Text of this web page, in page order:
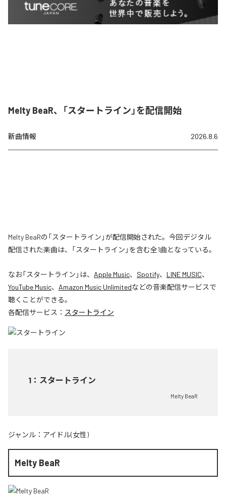
Melty BeaR、「スタートライン」を配信開始
新曲情報 2026.8.6
Melty BeaRの「スタートライン」が配信開始された。今回デジタル
配信された楽曲は、「スタートライン」を含む全1曲となっている。
なお「スタートライン 」は、 Apple Music、 Spotify、 LINE MUSIC、
YouTube Music、 Amazon Music Unlimitedなどの音楽配信サービスで
聴くことができる。
各配信サービス： スタートライン
1 ： スタートライン
Melty BeaR
ジャンル： アイドル(女性)
Melty BeaR